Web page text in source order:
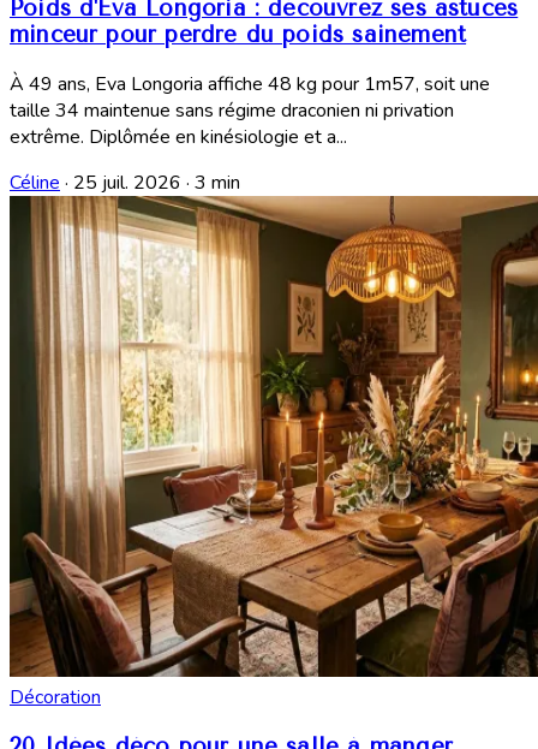
Poids d'Eva Longoria : découvrez ses astuces
minceur pour perdre du poids sainement
À 49 ans, Eva Longoria affiche 48 kg pour 1m57, soit une
taille 34 maintenue sans régime draconien ni privation
extrême. Diplômée en kinésiologie et a...
Céline · 25 juil. 2026 · 3 min
Décoration